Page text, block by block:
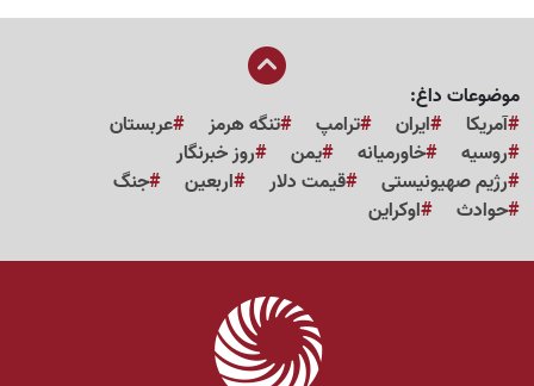
موضوعات داغ:
آمریکا
ایران ترامپ تنگه هرمز
عربستان
روسیه
خاورمیانه یمن
روز خبرنگار
رژیم صهیونیستی
قیمت دلار اربعین
جنگ
حوادث
اوکراین